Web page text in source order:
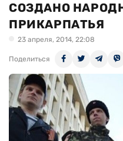
СОЗДАНО
ПРИКАРПАТЬЯ
23 апреля, 2014, 22:08
Поделиться